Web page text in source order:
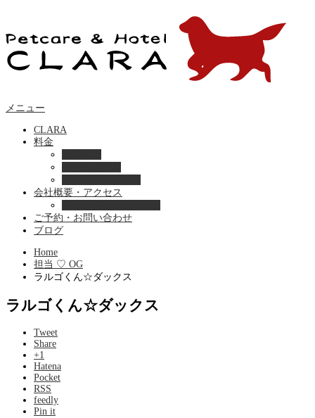
メニュー
CLARA
料金
会社概要・アクセス
ご予約・お問い合わせ
ブログ
Home
担当 ♡ OG
ラルゴくん☆ダックス
ラルゴくん☆ダックス
Tweet
Share
+1
Hatena
Pocket
RSS
feedly
Pin it